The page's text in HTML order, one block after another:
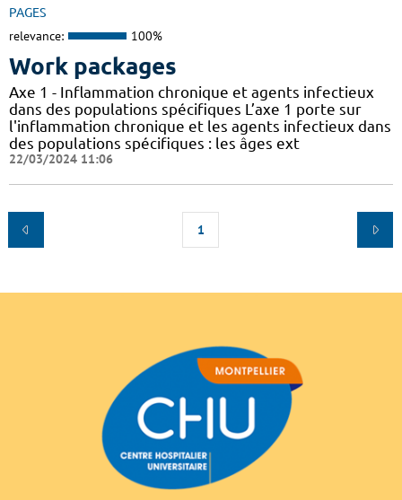
PAGES
relevance: 100%
Work packages
Axe 1 - Inflammation chronique et agents infectieux
dans des populations spécifiques L’axe 1 porte sur
l'inflammation chronique et les agents infectieux dans
des populations spécifiques : les âges ext
22/03/2024 11:06
1